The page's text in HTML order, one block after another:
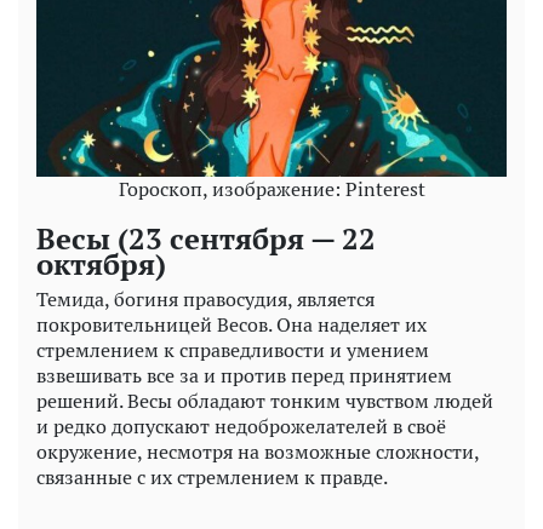
Гороскоп, изображение: Pinterest
Весы (23 сентября — 22
октября)
Темида, богиня правосудия, является
покровительницей Весов. Она наделяет их
стремлением к справедливости и умением
взвешивать все за и против перед принятием
решений. Весы обладают тонким чувством людей
и редко допускают недоброжелателей в своё
окружение, несмотря на возможные сложности,
связанные с их стремлением к правде.